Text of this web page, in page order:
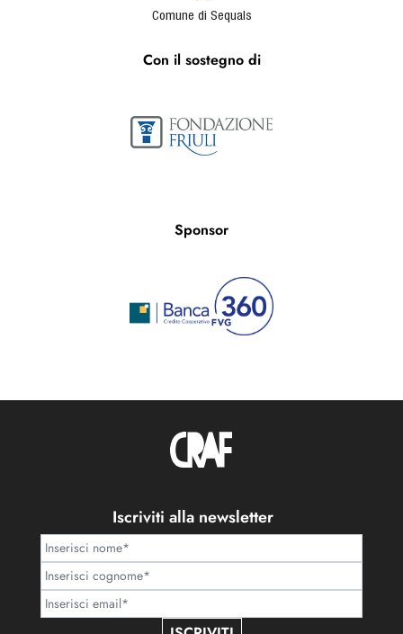
Comune di Sequals
Con il sostegno di
Sponsor
Iscriviti alla newsletter